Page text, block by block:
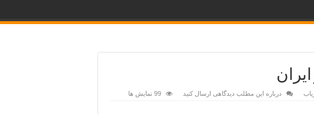
درباره این مطلب دیدگاهی ارسال کنید 99 نمایش ها